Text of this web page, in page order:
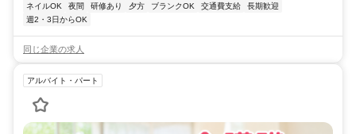
ネイルOK
夜間 研修あり 夕方 ブランクOK 交通費支給
長期歓迎
週2・3日からOK
同じ企業の求人
アルバイト・パート